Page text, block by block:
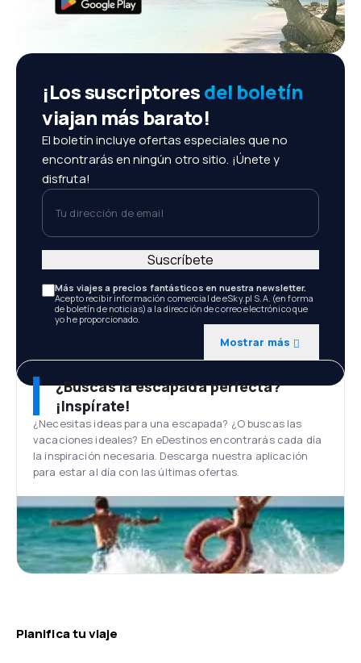
¡Los suscriptoresdel boletín
viajan más barato!
El boletín incluye ofertas especiales que no
encontrarás en ningún otro sitio. ¡Únete y
disfruta!
Tu dirección de email
Más viajes a precios fantásticos en nuestra newsletter.
Acepto recibir información comercial de eSky.pl S.A. (en forma
de boletín de noticias) a la dirección de correo electrónico que
yo he proporcionado.
Mostrar más
Suscríbete
¿Buscas la escapada perfecta?
¡Inspírate!
¿Necesitas ideas para una escapada? ¿O buscas las
vacaciones ideales? En eDestinos encontrarás cada día
la inspiración necesaria. Descarga nuestra aplicación
para estar al día con las últimas ofertas.
Planifica tu viaje